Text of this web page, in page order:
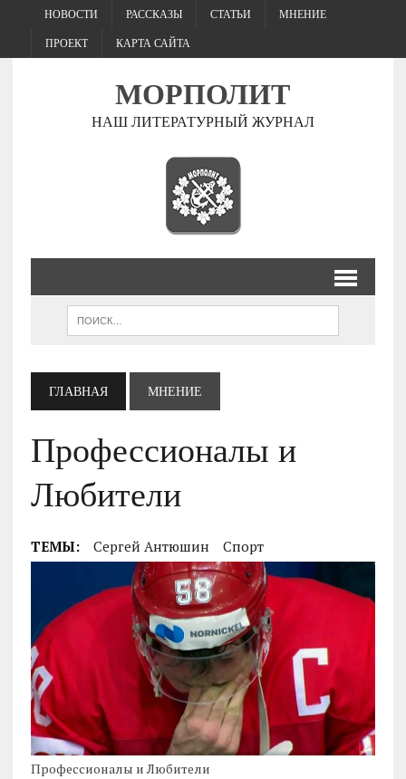
НОВОСТИ РАССКАЗЫ СТАТЬИ МНЕНИЕ
ПРОЕКТ КАРТА САЙТА
МОРПОЛИТ
НАШ ЛИТЕРАТУРНЫЙ ЖУРНАЛ
ГЛАВНАЯ МНЕНИЕ
Профессионалы и
Любители
ТЕМЫ: Сергей Антюшин Спорт
Профессионалы и Любители